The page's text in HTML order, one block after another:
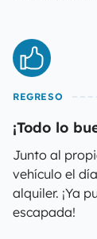
REGRESO
¡Todo lo
Junto al
vehículo el
alquiler. ¡Ya
escapada!